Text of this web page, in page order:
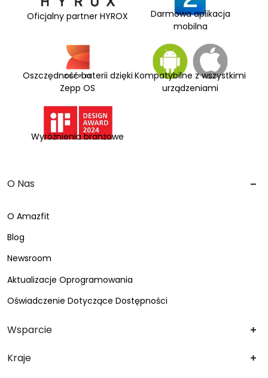
Darmowa aplikacja
mobilna
Oszczędność baterii dzięki
Zepp OS
Kompatybilne z wszystkimi
urządzeniami
Wyróżnienia branżowe
Oficjalny partner HYROX
O Nas
O Amazfit
Blog
Newsroom
Aktualizacje Oprogramowania
Oświadczenie Dotyczące Dostępności
Wsparcie
Kraje